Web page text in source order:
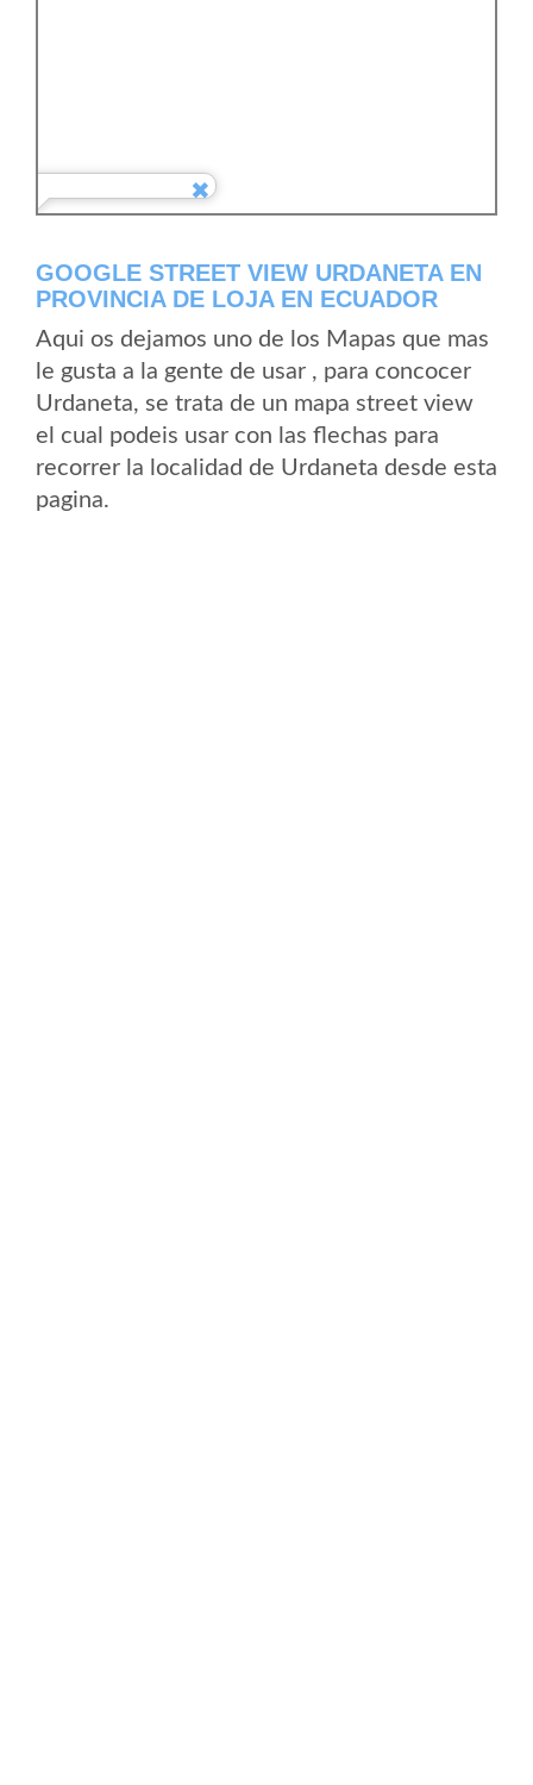
GOOGLE STREET VIEW URDANETA EN
PROVINCIA DE LOJA EN ECUADOR
Aqui os dejamos uno de los Mapas que mas
le gusta a la gente de usar , para concocer
Urdaneta, se trata de un mapa street view
el cual podeis usar con las flechas para
recorrer la localidad de Urdaneta desde esta
pagina.